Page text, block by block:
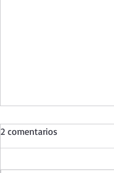
2 comentarios